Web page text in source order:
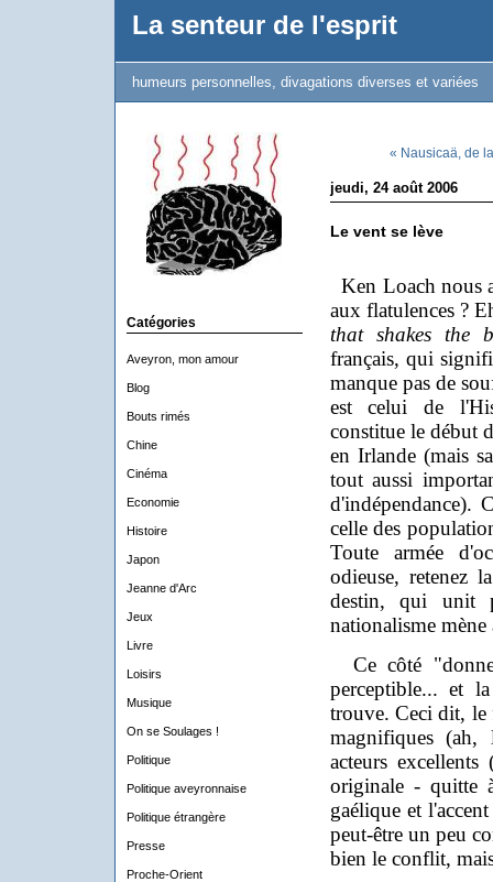
La senteur de l'esprit
humeurs personnelles, divagations diverses et variées
Catégories
Aveyron, mon amour
Blog
Bouts rimés
Chine
Cinéma
Economie
Histoire
Japon
Jeanne d'Arc
Jeux
Livre
Loisirs
Musique
On se Soulages !
Politique
Politique aveyronnaise
Politique étrangère
Presse
Proche-Orient
« Nausicaä, de
jeudi, 24 août 2006
Le vent se lève
Ken Loach nous
aux flatulences ?
that shakes the
français, qui
manque pas de
est celui de
constitue le début
en Irlande (mais
tout aussi
d'indépendance).
celle des
Toute armée
odieuse, retenez
destin, qui unit
nationalisme
Ce côté
perceptible... et
trouve. Ceci dit, le
magnifiques (ah,
acteurs
originale - quitte
gaélique et
peut-être un peu
bien le conflit,